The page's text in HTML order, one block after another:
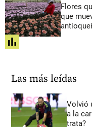
Flores
que
share
Las más leídas
Volvió
a la
trata?